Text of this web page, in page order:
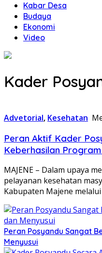
Kabar Desa
Budaya
Ekonomi
Video
Kader
Advetorial, Kesehatan
Peran Aktif Kader
Keberhasilan
MAJENE – Dalam upaya
pelayanan kesehatan
Kabupaten Majene
Peran Posyandu Sangat
Menyusui